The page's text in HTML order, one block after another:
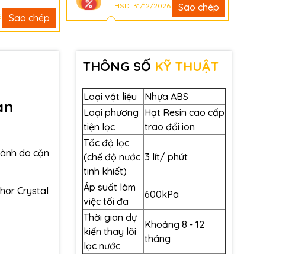
Sao chép
HSD: 31/12/2026
Sao chép
do cặn
Crystal
THÔNG SỐ KỸ THUẬT
Loại vật liệu
Nhựa ABS
Loại phương
tiện lọc
Hạt Resin cao cấp
trao đổi ion
Tốc độ lọc
(chế độ nước
tinh khiết)
3 lít/ phút
Áp suất làm
việc tối đa
600kPa
Thời gian dự
kiến ​​thay lõi
lọc nước
Khoảng 8 - 12
tháng